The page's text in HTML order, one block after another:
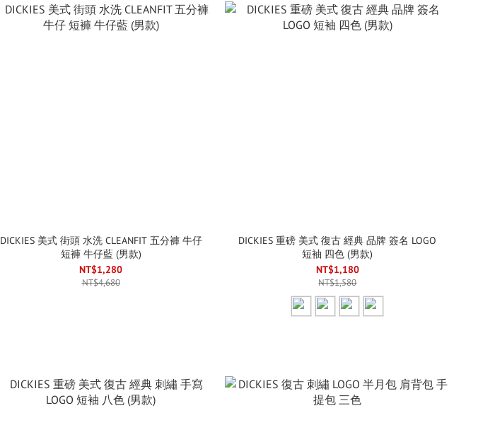
DICKIES 美式 街頭 水洗 CLEANFIT 五分褲 牛仔
短褲 牛仔藍 (男款)
NT$1,280
NT$4,680
DICKIES 重磅 美式 復古 經典 品牌 簽名 LOGO
短袖 四色 (男款)
NT$1,180
NT$1,580